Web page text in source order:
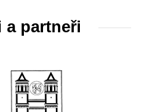
a partneři